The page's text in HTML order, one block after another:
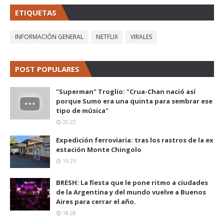
ETIQUETAS
INFORMACIÓN GENERAL NETFLIX VIRALES
POST POPULARES
"Superman" Troglio: "Crua-Chan nació así
porque Sumo era una quinta para sembrar ese
tipo de música"
20:22
Expedición ferroviaria: tras los rastros de la ex
estación Monte Chingolo
19:25
BRESH: La fiesta que le pone ritmo a ciudades
de la Argentina y del mundo vuelve a Buenos
Aires para cerrar el año.
18:28